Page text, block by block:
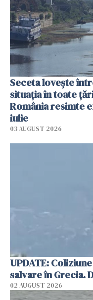
Seceta lovește
situația în toate
România resimte
iulie
03 AUGUST 2026
UPDATE:
salvare în Grecia.
02 AUGUST 2026